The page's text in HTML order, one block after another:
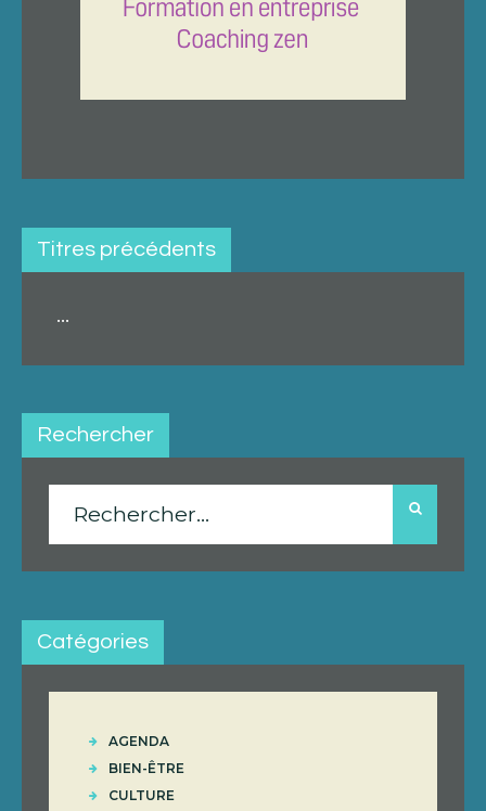
Titres précédents
...
Rechercher
Rechercher :
Catégories
AGENDA
BIEN-ÊTRE
CULTURE